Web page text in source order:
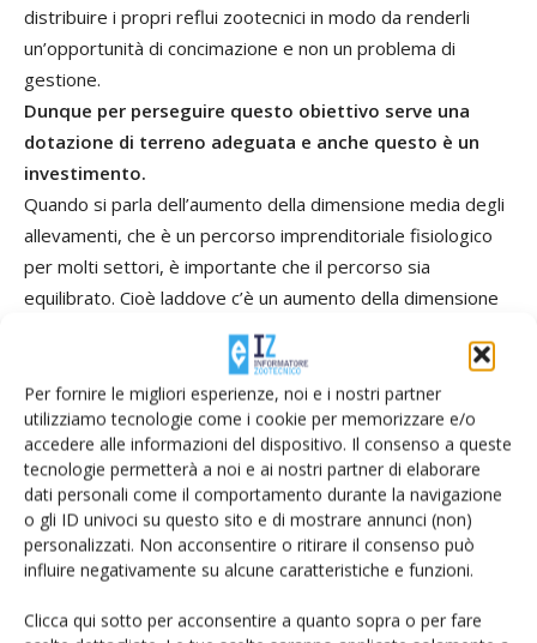
Per fornire le migliori esperienze, noi e i nostri partner
utilizziamo tecnologie come i cookie per memorizzare e/o
accedere alle informazioni del dispositivo. Il consenso a queste
tecnologie permetterà a noi e ai nostri partner di elaborare
dati personali come il comportamento durante la navigazione
o gli ID univoci su questo sito e di mostrare annunci (non)
personalizzati. Non acconsentire o ritirare il consenso può
influire negativamente su alcune caratteristiche e funzioni.
Clicca qui sotto per acconsentire a quanto sopra o per fare
distribuire i propri reflui zootecnici in modo da renderli
un’opportunità di concimazione e non un problema di
gestione.
Dunque per perseguire questo obiettivo serve una
dotazione di terreno adeguata e anche questo è un
investimento.
Quando si parla dell’aumento della dimensione media degli
allevamenti, che è un percorso imprenditoriale fisiologico
per molti settori, è importante che il percorso sia
equilibrato. Cioè laddove c’è un aumento della dimensione
degli allevamenti ci deve anche essere un aumento della
Sia per l’alimentazione degli animali sia per la gestione
dei reflui.
Esatto. Anche perché, sottolineo, le nostre produzioni di
pregio, quelle in indicazione geografica e anche quelle che
non sono in indicazione geografica, comunque le produzioni
nazionali, mantengono un forte legame col territorio. Anche
lo stesso latte fresco ha un legame territoriale perché
deve essere raccolto in un circuito territoriale breve,